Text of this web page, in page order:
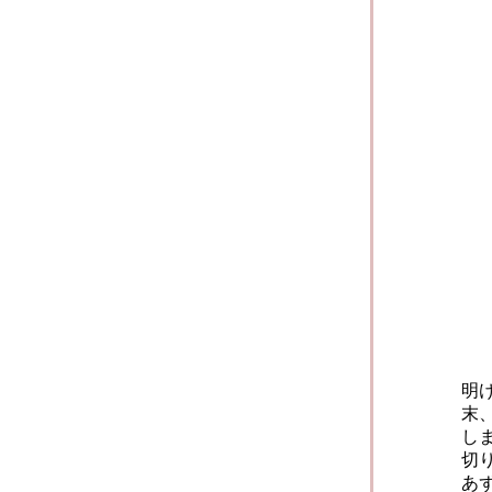
明
末
し
切
あ